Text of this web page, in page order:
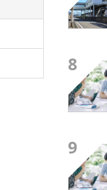
8
9